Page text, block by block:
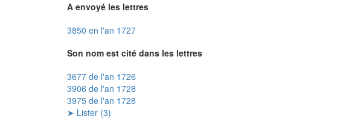
A envoyé les lettres
3850 en l'an 1727
Son nom est cité dans les lettres
3677 de l'an 1726
3906 de l'an 1728
3975 de l'an 1728
➤ Lister (3)